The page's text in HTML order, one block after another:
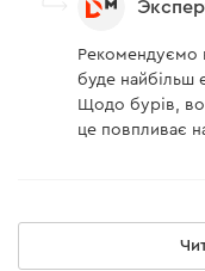
Рекомендуємо
буде найбільш
Щодо бурів,
це повпливає